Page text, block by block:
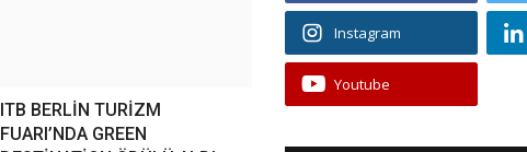
ITB BERLİN TURİZM
FUARI’NDA GREEN
Instagram
Youtube